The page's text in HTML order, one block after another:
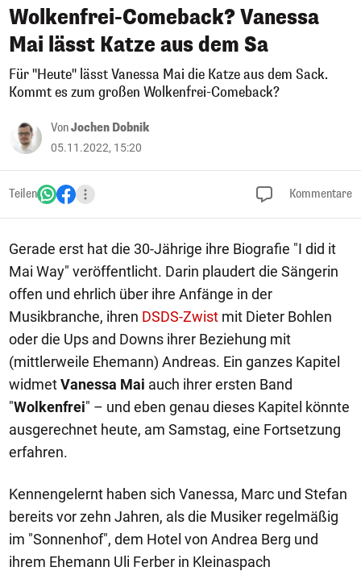
Wolkenfrei-Comeback? Vanessa
Mai lässt Katze aus dem Sa
Für "Heute" lässt Vanessa Mai die Katze aus dem Sack.
Kommt es zum großen Wolkenfrei-Comeback?
VonJochen Dobnik
05.11.2022, 15:20
Teilen Kommentare
Gerade erst hat die 30-Jährige ihre Biografie "I did it
Mai Way" veröffentlicht. Darin plaudert die Sängerin
offen und ehrlich über ihre Anfänge in der
Musikbranche, ihren DSDS-Zwist mit Dieter Bohlen
oder die Ups and Downs ihrer Beziehung mit
(mittlerweile Ehemann) Andreas. Ein ganzes Kapitel
widmetVanessa Mai auch ihrer ersten Band
"Wolkenfrei" – und eben genau dieses Kapitel könnte
ausgerechnet heute, am Samstag, eine Fortsetzung
erfahren.
Kennengelernt haben sich Vanessa, Marc und Stefan
bereits vor zehn Jahren, als die Musiker regelmäßig
im "Sonnenhof", dem Hotel von Andrea Berg und
ihrem Ehemann Uli Ferber in Kleinaspach